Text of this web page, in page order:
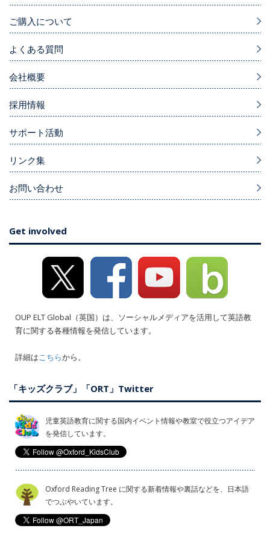
ご購入について
よくある質問
会社概要
採用情報
サポート活動
リンク集
お問い合わせ
Get involved
OUP ELT Global（英国）は、ソーシャルメディアを活用して英語教
育に関する各種情報を発信しています。
詳細はこちらから。
「キッズクラブ」「ORT」Twitter
児童英語教育に関する国内イベント情報や教室で役立つアイデア
を発信しています。
Oxford Reading Tree に関する新着情報や裏話などを、日本語
でつぶやいています。